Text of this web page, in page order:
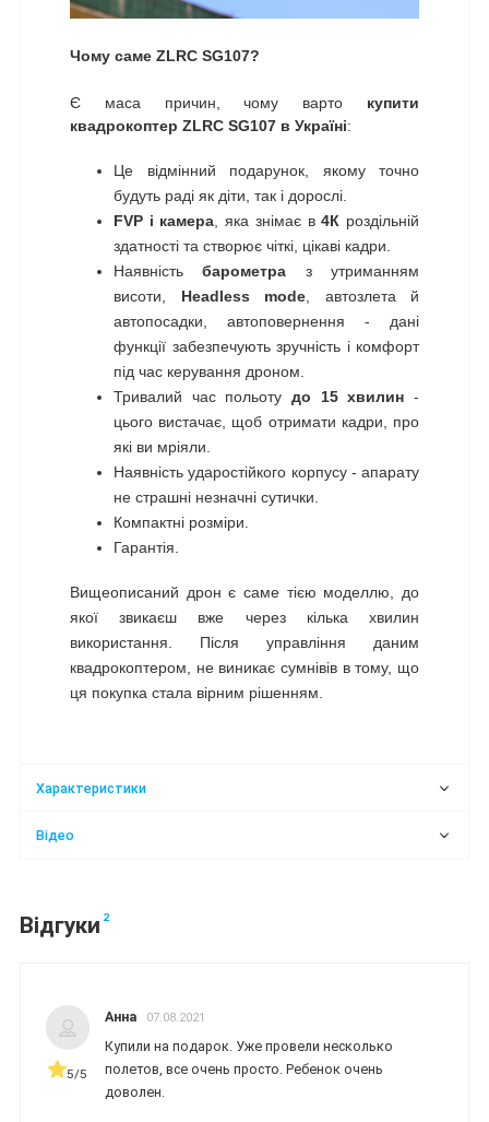
Чому саме ZLRC SG107?
Є маса причин, чому варто купити
квадрокоптер ZLRC SG107 в Україні:
Це відмінний подарунок, якому точно
будуть раді як діти, так і дорослі.
FVP і камера, яка знімає в4К роздільній
здатності та створює чіткі, цікаві кадри.
Наявністьбарометра з утриманням
висоти, Headless mode, автозлета й
автопосадки, автоповернення - дані
функції забезпечують зручність і комфорт
під час керування дроном.
Тривалий час польоту до 15 хвилин -
цього вистачає, щоб отримати кадри, про
які ви мріяли.
Наявність ударостійкого корпусу - апарату
не страшні незначні сутички.
Компактні розміри.
Гарантія.
Вищеописаний дрон є саме тією моделлю, до
якої звикаєш вже через кілька хвилин
використання. Після управління даним
квадрокоптером, не виникає сумнівів в тому, що
ця покупка стала вірним рішенням.
Характеристики
Відео
Відгуки 2
5/5
Анна 07.08.2021
Купили на подарок. Уже провели несколько
полетов, все очень просто. Ребенок очень
доволен.